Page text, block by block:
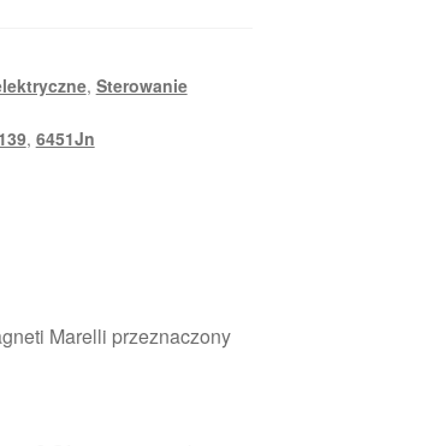
, Sterowanie
, 6451Jn
Marelli przeznaczony